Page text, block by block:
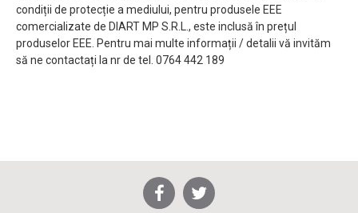
condiții de protecție a mediului, pentru produsele EEE
comercializate de DIART MP S.R.L., este inclusă în prețul
produselor EEE. Pentru mai multe informații / detalii vă invităm
să ne contactați la nr de tel. 0764 442 189